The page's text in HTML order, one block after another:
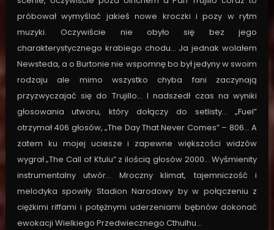
próbował wymyślać jakieś nowe kroczki i pozy w rytm
muzyki. Oczywiście nie obyło się bez jego
charakterystycznego krabiego chodu… Ja jednak wolałem
Newsteda, a o Burtonie nie wspomnę bo był jedyny w swoim
rodzaju ale mimo wszystko chyba fani zaczynają
przyzwyczajać się do Trujillo… I nadszedł czas na wyniki
głosowania utworu, który dołączy do setlisty… „Fuel”
otrzymał 406 głosów, „The Day That Never Comes” – 806… A
zatem ku mojej uciesze i zapewne większości widzów
wygrał „The Call of Ktulu” z ilością głosów 2000… Wyśmienity
instrumentalny utwór… Mroczny klimat, tajemniczość i
melodyka spowiły Stadion Narodowy by w połączeniu z
ciężkimi riffami i potężnymi uderzeniami bębnów dokonać
ewokacji Wielkiego Przedwiecznego Cthulhu…